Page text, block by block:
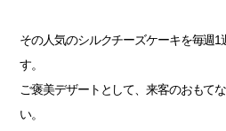
その人気のシルクチーズケーキを毎週1
す。
ご褒美デザートとして、来客のおもて
い。